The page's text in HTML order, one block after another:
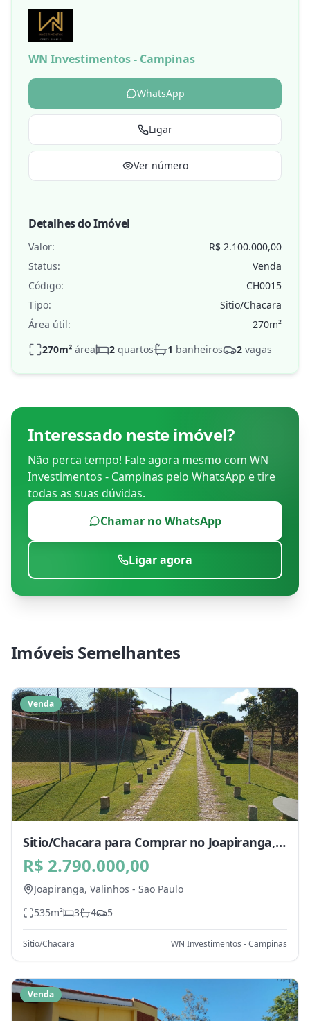
WN Investimentos - Campinas
WhatsApp
Ligar
Ver número
Detalhes do Imóvel
Valor:
R$ 2.100.000,00
Status:
Venda
Código:
CH0015
Tipo:
Sitio/Chacara
Área útil:
270m²
270m² área 2 quartos 1 banheiros 2 vagas
Interessado neste imóvel?
Não perca tempo! Fale agora mesmo com WN
Investimentos - Campinas pelo WhatsApp e tire
todas as suas dúvidas.
Chamar no WhatsApp
Ligar agora
Imóveis Semelhantes
Venda
Sitio/Chacara para Comprar no Joapiranga,
Valinhos - SP
R$ 2.790.000,00
Joapiranga, Valinhos - Sao Paulo
535m² 3 4 5
Sitio/Chacara WN Investimentos - Campinas
Venda